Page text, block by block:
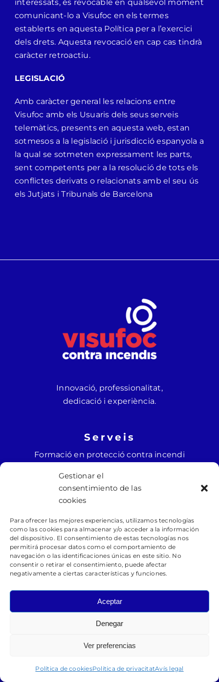
Gestionar el
consentimiento de las
cookies
Para ofrecer las mejores experiencias, utilizamos tecnologías
como las cookies para almacenar y/o acceder a la información
del dispositivo. El consentimiento de estas tecnologías nos
permitirá procesar datos como el comportamiento de
navegación o las identificaciones únicas en este sitio. No
consentir o retirar el consentimiento, puede afectar
negativamente a ciertas características y funciones.
Aceptar
Denegar
Ver preferencias
Política de cookiesPolítica de privacitatAvís legal
interessats, és revocable en qualsevol moment
comunicant-lo a Visufoc en els termes
establerts en aquesta Política per a l’exercici
dels drets. Aquesta revocació en cap cas tindrà
caràcter retroactiu.
LEGISLACIÓ
Amb caràcter general les relacions entre
Visufoc amb els Usuaris dels seus serveis
telemàtics, presents en aquesta web, estan
sotmesos a la legislació i jurisdicció espanyola a
la qual se sotmeten expressament les parts,
sent competents per a la resolució de tots els
conflictes derivats o relacionats amb el seu ús
els Jutjats i Tribunals de Barcelona
Innovació, professionalitat,
dedicació i experiència.
Serveis
Formació en protecció contra incendi
Assessorament i auditories de sistemes contra
Instal·lació i manteniment de sistemes contra
Enginyeria i disseny de sistemes contra
incendis
Legal
Avís legal Política de cookies
Política de privacitat